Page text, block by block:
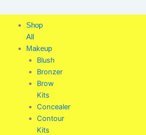
to
content
Shop
All
Makeup
Blush
Bronzer
Brow
Kits
Concealer
Contour
Kits